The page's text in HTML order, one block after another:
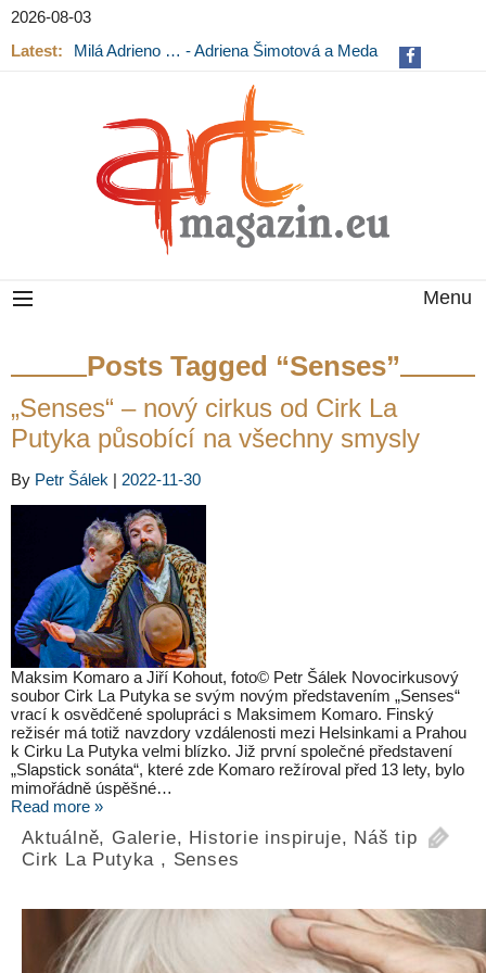
2026-08-03
Latest:
Milá Adrieno … - Adriena Šimotová a Meda
Menu
Posts Tagged “Senses”
„Senses“ – nový cirkus od Cirk La
Putyka působící na všechny smysly
By Petr Šálek | 2022-11-30
Maksim Komaro a Jiří Kohout, foto© Petr Šálek Novocirkusový
soubor Cirk La Putyka se svým novým představením „Senses“
vrací k osvědčené spolupráci s Maksimem Komaro. Finský
režisér má totiž navzdory vzdálenosti mezi Helsinkami a Prahou
k Cirku La Putyka velmi blízko. Již první společné představení
„Slapstick sonáta“, které zde Komaro režíroval před 13 lety, bylo
mimořádně úspěšné…
Read more »
Aktuálně, Galerie, Historie inspiruje, Náš tip
Cirk La Putyka , Senses